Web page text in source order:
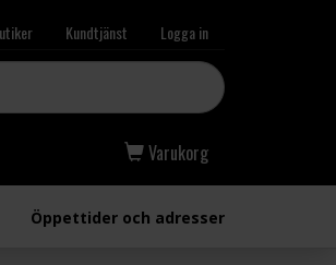
Kundtjänst Logga in
Varukorg
Öppettider och adresser